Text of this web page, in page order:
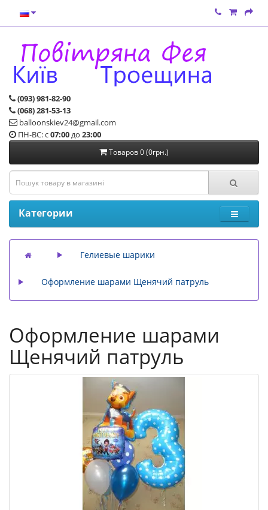
(093) 981-82-90
(068) 281-53-13
balloonskiev24@gmail.com
ПН-ВС: с07:00до 23:00
Товаров 0 (0грн.)
Категории
Гелиевые шарики
Оформление шарами Щенячий патруль
Оформление шарами
Щенячий патруль